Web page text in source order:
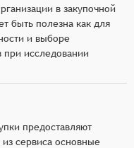
в закупочной
быть полезна как для
и выборе
при исследовании
предоставляют
сервиса основные